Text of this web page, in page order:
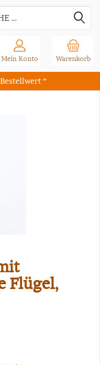
*
Warenkorb
Mein Konto
Flügel,